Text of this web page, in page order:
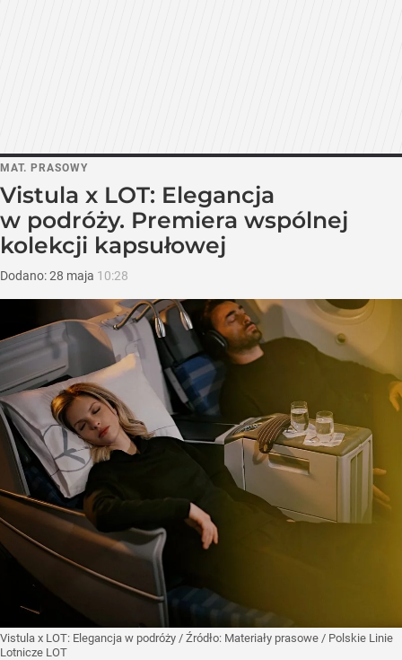
MAT. PRASOWY
Vistula x LOT: Elegancja
w podróży. Premiera wspólnej
kolekcji kapsułowej
Dodano:28 maja 10:28
Vistula x LOT: Elegancja w podróży / Źródło: Materiały prasowe / Polskie Linie
Lotnicze LOT